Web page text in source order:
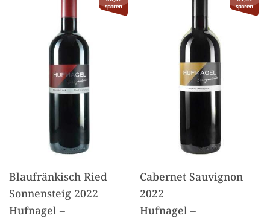
sparen
Blaufränkisch Ried
Sonnensteig 2022
Hufnagel –
sparen
Cabernet Sauvignon
2022
Hufnagel –